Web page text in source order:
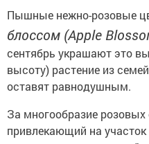
Пышные нежно-розовые
блоссом (Apple
сентябрь украшают это
высоту) растение из
оставят равнодушным.
За многообразие
привлекающий на